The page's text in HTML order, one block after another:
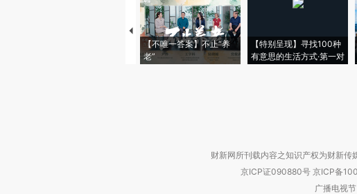
【不唯一答案】不止“养
老”
【特别呈现】寻找100种
有意思的生活方式·第一对
财新网所刊载内容之知识产权为财新传
京ICP证090880号 京ICP备
广播电视